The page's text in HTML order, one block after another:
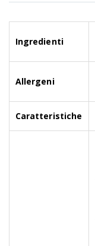
Ingredienti
Allergeni
Caratteristiche